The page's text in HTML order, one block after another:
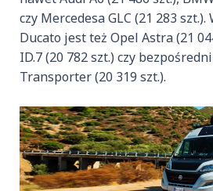
czy Mercedesa GLC (21 283
Ducato jest też Opel Astra (21
ID.7 (20 782 szt.) czy
Transporter (20 319 szt.).